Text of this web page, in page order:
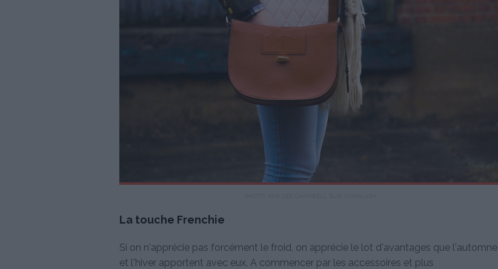
La touche Frenchie
Si on n'apprécie pas forcément le froid, on apprécie le lot d'avantages que l'automne
et l'hiver apportent avec eux. A commencer par les accessoires et plus